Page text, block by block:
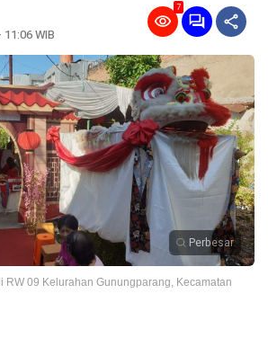
WIB
7
Perbesar
RW 09 Kelurahan Gunungparang, Kecamatan